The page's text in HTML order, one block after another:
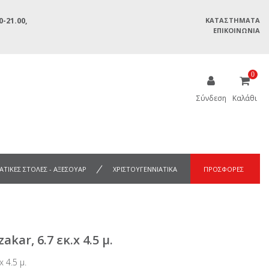
21.00,
ΚΑΤΑΣΤΉΜΑΤΑ
ΕΠΙΚΟΙΝΩΝΊΑ
Σύνδεση
0
Καλάθι
ΣΤΟΛΕΣ - ΑΞΕΣΟΥΑΡ ΧΡΙΣΤΟΥΓΕΝΝΙΑΤΙΚΑ ΠΡΟΣΦΟΡΕΣ
6.7 εκ.x 4.5 μ.
4.5 μ.